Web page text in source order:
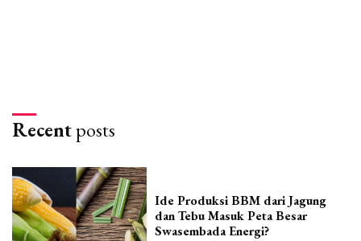
Recentposts
Ide Produksi BBM dari Jagung
dan Tebu Masuk Peta Besar
Swasembada Energi?